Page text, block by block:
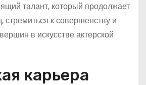
талант, который продолжает
стремиться к совершенству и
в искусстве актерской
карьера